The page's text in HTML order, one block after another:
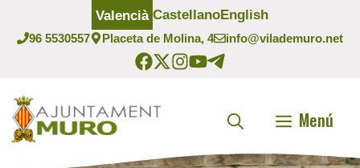
contingut
96 5530557 Placeta de Molina, 4 info@vilademuro.net
Valencià CastellanoEnglish
Menú